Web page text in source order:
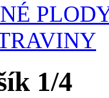
1/4